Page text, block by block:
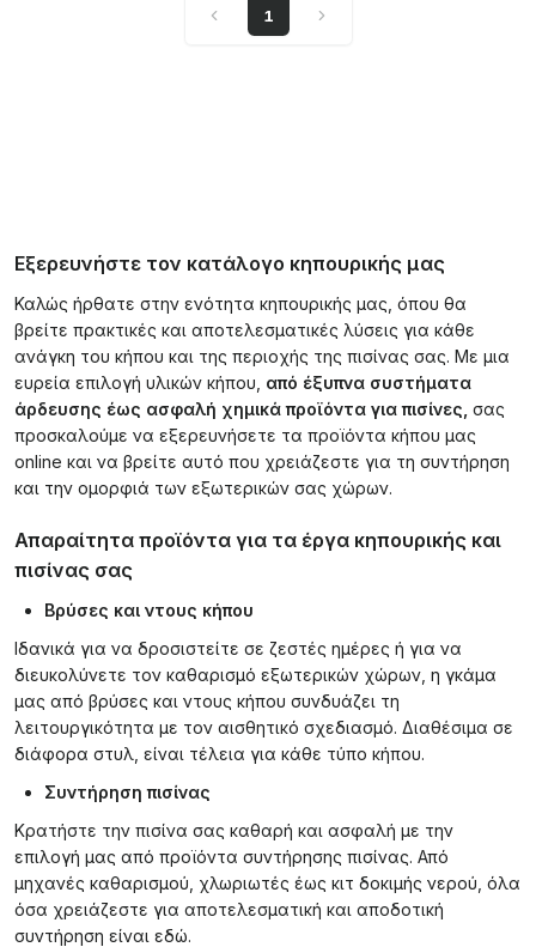
1
Εξερευνήστε τον κατάλογο κηπουρικής μας
Καλώς ήρθατε στην ενότητα κηπουρικής μας, όπου θα
βρείτε πρακτικές και αποτελεσματικές λύσεις για κάθε
ανάγκη του κήπου και της περιοχής της πισίνας σας. Με μια
ευρεία επιλογή υλικών κήπου, από έξυπνα συστήματα
άρδευσης έως ασφαλή χημικά προϊόντα για πισίνες, σας
προσκαλούμε να εξερευνήσετε τα προϊόντα κήπου μας
online και να βρείτε αυτό που χρειάζεστε για τη συντήρηση
και την ομορφιά των εξωτερικών σας χώρων.
Απαραίτητα προϊόντα για τα έργα κηπουρικής και
πισίνας σας
Βρύσες και ντους κήπου
Ιδανικά για να δροσιστείτε σε ζεστές ημέρες ή για να
διευκολύνετε τον καθαρισμό εξωτερικών χώρων, η γκάμα
μας από βρύσες και ντους κήπου συνδυάζει τη
λειτουργικότητα με τον αισθητικό σχεδιασμό. Διαθέσιμα σε
διάφορα στυλ, είναι τέλεια για κάθε τύπο κήπου.
Συντήρηση πισίνας
Κρατήστε την πισίνα σας καθαρή και ασφαλή με την
επιλογή μας από προϊόντα συντήρησης πισίνας. Από
μηχανές καθαρισμού, χλωριωτές έως κιτ δοκιμής νερού, όλα
όσα χρειάζεστε για αποτελεσματική και αποδοτική
συντήρηση είναι εδώ.